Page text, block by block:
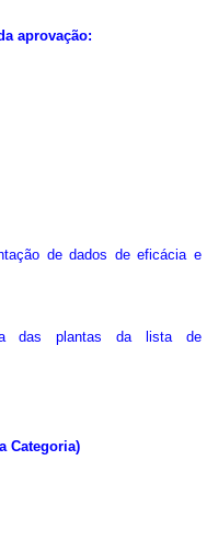
aprovação:
de dados de eficácia e
das plantas da lista de
Categoria)